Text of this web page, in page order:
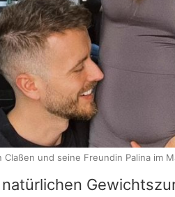
Claßen und seine Freundin Palina im